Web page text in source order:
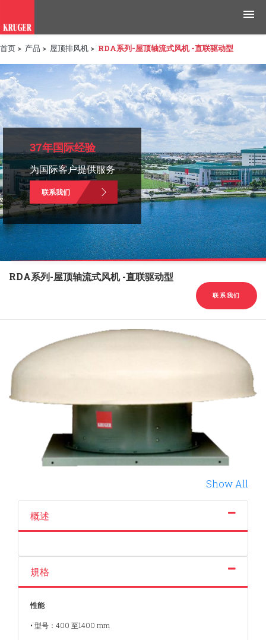
产品
应用领域
工具与资源
新闻媒体
为什么选择科禄格
招聘
联系我们
首页 > 产品 > 屋顶排风机 > RDA系列-屋顶轴流式风机 -直联驱动型
37年国际经验
为国际客户提供服务
联系我们
RDA系列-屋顶轴流式风机 -直联驱动型
联系我们
Show All
概述
規格
性能
• 型号：400 至1400 mm